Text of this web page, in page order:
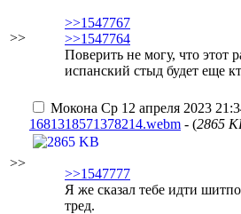
>>
>>1547767
>>1547764
Поверить не могу, что этот
испанский стыд будет еще
>>
Мокона Ср 12 апреля 2023
1681318571378214.webm - (2865
>>1547777
Я же сказал тебе идти
тред.